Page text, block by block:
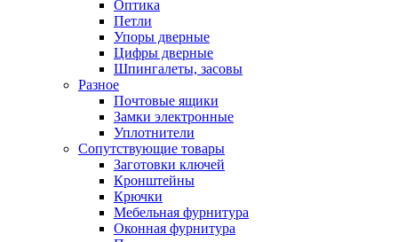
Оптика
Петли
Упоры дверные
Цифры дверные
Шпингалеты, засовы
Разное
Почтовые ящики
Замки электронные
Уплотнители
Сопутствующие товары
Заготовки ключей
Кронштейны
Крючки
Мебельная фурнитура
Оконная фурнитура